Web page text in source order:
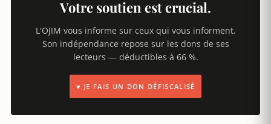
Votre soutien est crucial.
L'OJIM vous informe sur ceux qui vous informent.
Son indépendance repose sur les dons de ses
lecteurs — déductibles à 66 %.
♥ JE FAIS UN DON DÉFISCALISÉ